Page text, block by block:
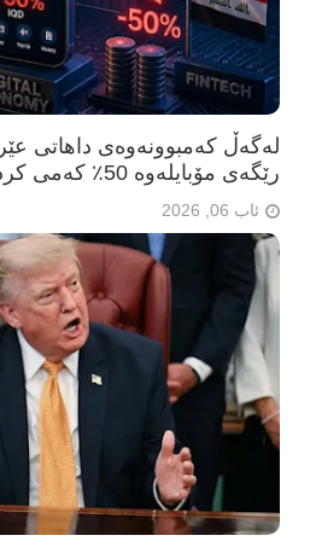
لەگەڵ کەمبوونەوەی داهاتی
رێگەی مۆبایلەوە 50٪ کەمی کردووە
ئاب 06, 2026